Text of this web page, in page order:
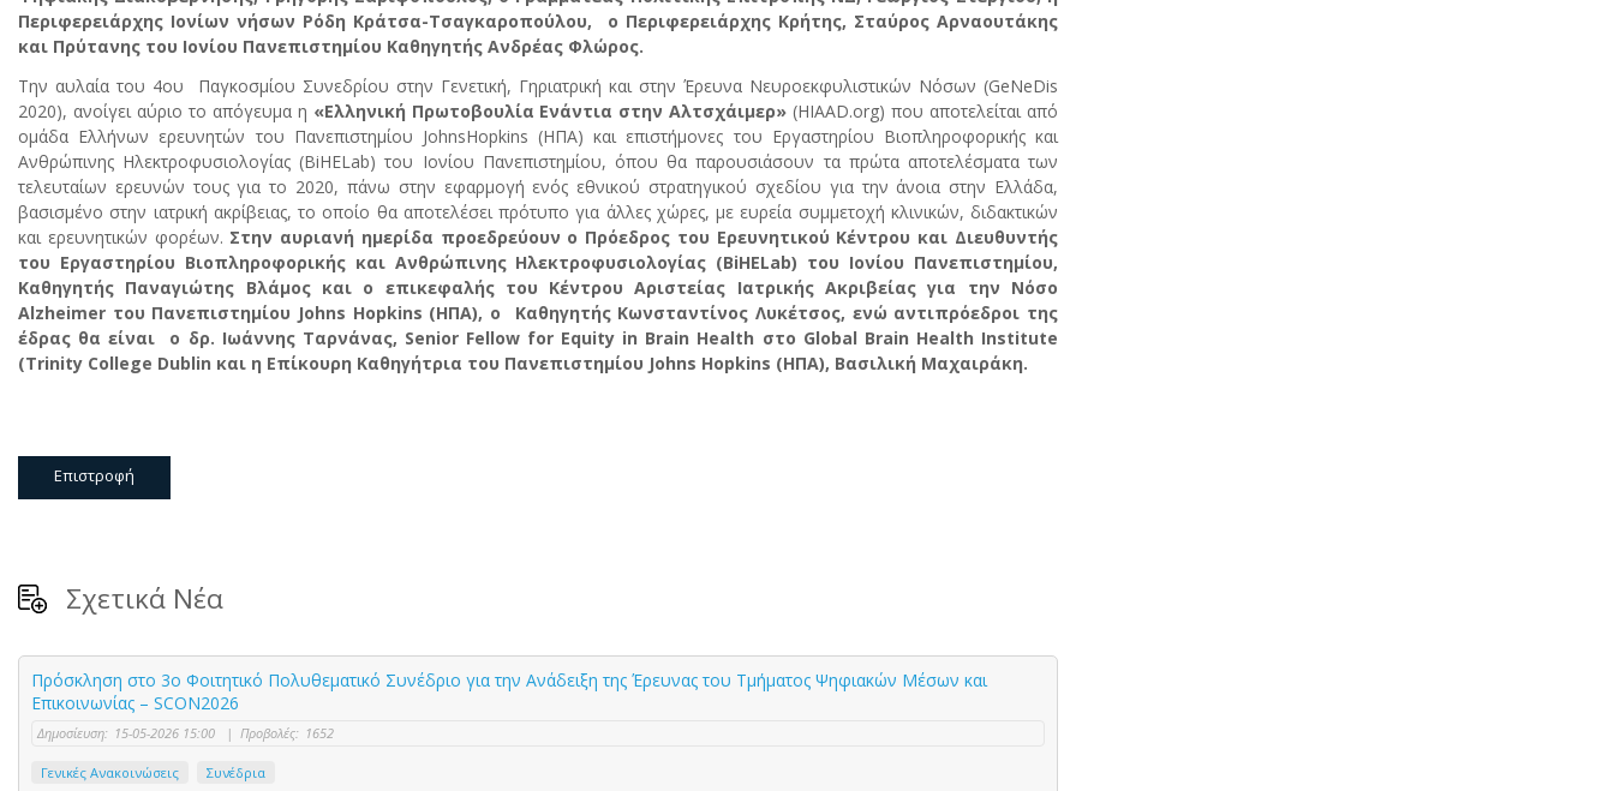
Περιφερειάρχης Ιονίων νήσων Ρόδη Κράτσα-Τσαγκαροπούλου, ο Περιφερειάρχης Κρήτης, Σταύρος Αρναουτάκης
και Πρύτανης του Ιονίου Πανεπιστημίου Καθηγητής Ανδρέας Φλώρος.
Την αυλαία του 4ου Παγκοσμίου Συνεδρίου στην Γενετική, Γηριατρική και στην Έρευνα Νευροεκφυλιστικών Νόσων (GeNeDis
2020), ανοίγει αύριο το απόγευμα η «Ελληνική Πρωτοβουλία Ενάντια στην Αλτσχάιμερ» (HIAAD.org) που αποτελείται από
ομάδα Ελλήνων ερευνητών του Πανεπιστημίου JohnsHopkins (ΗΠΑ) και επιστήμονες του Εργαστηρίου Βιοπληροφορικής και
Ανθρώπινης Ηλεκτροφυσιολογίας (BiHELab) του Ιονίου Πανεπιστημίου, όπου θα παρουσιάσουν τα πρώτα αποτελέσματα των
τελευταίων ερευνών τους για το 2020, πάνω στην εφαρμογή ενός εθνικού στρατηγικού σχεδίου για την άνοια στην Ελλάδα,
βασισμένο στην ιατρική ακρίβειας, το οποίο θα αποτελέσει πρότυπο για άλλες χώρες, με ευρεία συμμετοχή κλινικών, διδακτικών
και ερευνητικών φορέων. Στην αυριανή ημερίδα προεδρεύουν ο Πρόεδρος του Ερευνητικού Κέντρου και Διευθυντής
του Εργαστηρίου Βιοπληροφορικής και Ανθρώπινης Ηλεκτροφυσιολογίας (BiHELab) του Ιονίου Πανεπιστημίου,
Καθηγητής Παναγιώτης Βλάμος και ο επικεφαλής του Κέντρου Αριστείας Ιατρικής Ακριβείας για την Νόσο
Alzheimer του Πανεπιστημίου Johns Hopkins (ΗΠΑ), ο Καθηγητής Κωνσταντίνος Λυκέτσος, ενώ αντιπρόεδροι της
έδρας θα είναι ο δρ. Ιωάννης Ταρνάνας, Senior Fellow for Equity in Brain Health στο Global Brain Health Institute
(Trinity College Dublin και η Επίκουρη Καθηγήτρια του Πανεπιστημίου Johns Hopkins (ΗΠΑ), Βασιλική Μαχαιράκη.
Επιστροφή
Σχετικά Νέα
Πρόσκληση στο 3ο Φοιτητικό Πολυθεματικό Συνέδριο για την Ανάδειξη της Έρευνας του Τμήματος Ψηφιακών Μέσων και
Επικοινωνίας – SCON2026
Δημοσίευση: 15-05-2026 15:00 | Προβολές: 1652
Γενικές Ανακοινώσεις Συνέδρια